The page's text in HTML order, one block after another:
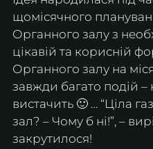
щомісячного
Органного залу з
цікавій та корисній
Органного залу на
завжди багато подій –
вистачить 🙂 … “Ціла
зал? – Чому б ні!”, –
закрутилося!